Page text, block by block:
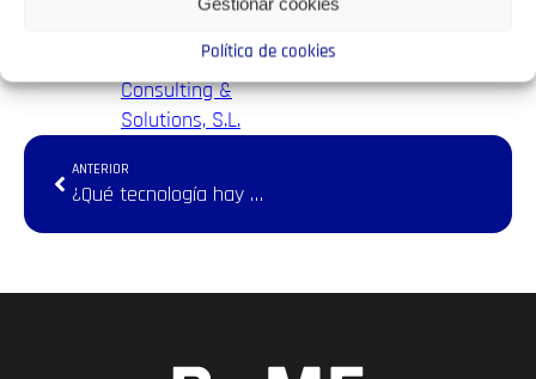
Política de cookies
Consulting &
Solutions, S.L.
ANTERIOR
¿Qué tecnología hay detrás de los viajes del Imserso? Dome Consulting, la plataforma que gestiona la operativa en destino